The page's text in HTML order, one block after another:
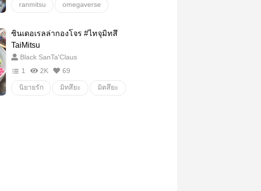
ranmitsu omegaverse
Haitaniran
Haitanibrothers
ฮอกวอตส์ แฮร์รี่
Tokyorevengers Mpreg
ซินเดอเรลล่ากองโจร #ไทจุมิทสึ
TaiMitsu
Black SanTa'Claus
1
2K 69
นิยายรัก มิทสึยะ มิตสึยะ